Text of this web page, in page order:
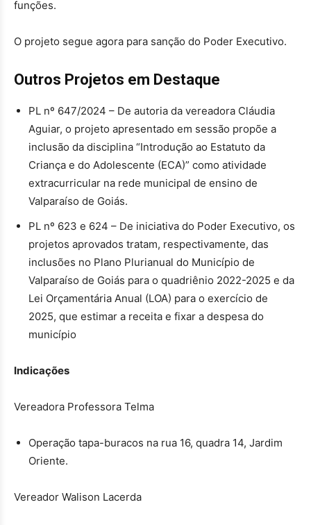
funções.
O projeto segue agora para sanção do Poder Executivo.
Outros Projetos em Destaque
PL nº 647/2024 – De autoria da vereadora Cláudia
Aguiar, o projeto apresentado em sessão propõe a
inclusão da disciplina “Introdução ao Estatuto da
Criança e do Adolescente (ECA)” como atividade
extracurricular na rede municipal de ensino de
Valparaíso de Goiás.
PL nº 623 e 624 – De iniciativa do Poder Executivo, os
projetos aprovados tratam, respectivamente, das
inclusões no Plano Plurianual do Município de
Valparaíso de Goiás para o quadriênio 2022-2025 e da
Lei Orçamentária Anual (LOA) para o exercício de
2025, que estimar a receita e fixar a despesa do
município
Indicações
Vereadora Professora Telma
Operação tapa-buracos na rua 16, quadra 14, Jardim
Oriente.
Vereador Walison Lacerda